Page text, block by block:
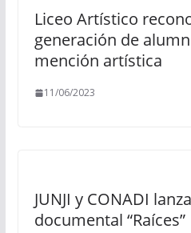
Liceo Artístico
generación de
mención artística
11/06/2023
JUNJI y CONADI
documental “Raíces”